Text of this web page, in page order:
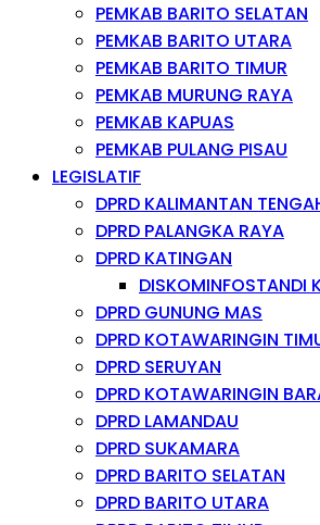
PEMKAB BARITO SELATAN
PEMKAB BARITO UTARA
PEMKAB BARITO TIMUR
PEMKAB MURUNG RAYA
PEMKAB KAPUAS
PEMKAB PULANG PISAU
LEGISLATIF
DPRD KALIMANTAN
DPRD PALANGKA RAYA
DPRD KATINGAN
DISKOMINFOSTANDI
DPRD GUNUNG MAS
DPRD KOTAWARINGIN
DPRD SERUYAN
DPRD KOTAWARINGIN
DPRD LAMANDAU
DPRD SUKAMARA
DPRD BARITO SELATAN
DPRD BARITO UTARA